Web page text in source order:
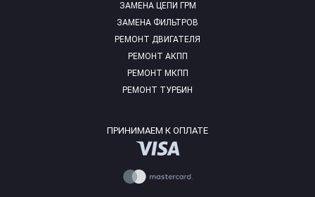
ЗАМЕНА ЦЕПИ ГРМ
ЗАМЕНА ФИЛЬТРОВ
РЕМОНТ ДВИГАТЕЛЯ
РЕМОНТ АКПП
РЕМОНТ МКПП
РЕМОНТ ТУРБИН
ПРИНИМАЕМ К ОПЛАТЕ